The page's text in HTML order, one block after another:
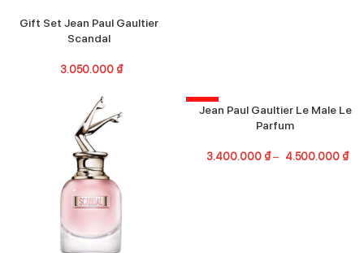
Gift Set Jean Paul Gaultier
Scandal
3.050.000 ₫
-13%
Jean Paul Gaultier Le Male Le
Parfum
3.400.000 ₫ – 4.500.000 ₫